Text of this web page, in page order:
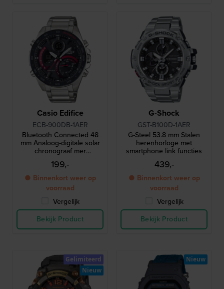
Casio Edifice
ECB-900DB-1AER
Bluetooth Connected 48
mm Analoog-digitale solar
chronograaf mer
Smartphone link
199,-
● Binnenkort weer op
voorraad
Vergelijk
Bekijk Product
G-Shock
GST-B100D-1AER
G-Steel 53.8 mm Stalen
herenhorloge met
smartphone link functies
439,-
● Binnenkort weer op
voorraad
Vergelijk
Bekijk Product
Gelimiteerd
Nieuw
Nieuw